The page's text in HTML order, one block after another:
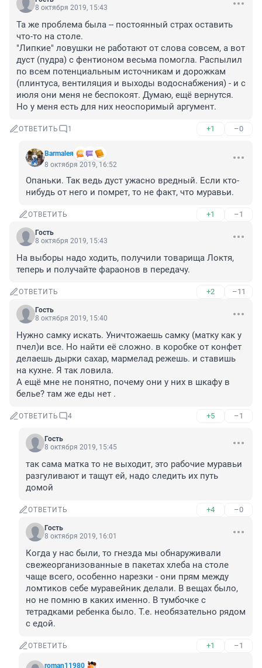
8 октября 2019, 15:43
Та же проблема была -- постоянный страх оставить
что-то на столе.
"Липкие" ловушки не работают от слова совсем, а вот
дуст (пудра) с фентионом весьма помогла. Распылил
по всем потенциальным источникам и дорожкам
(плинтуса, вентиляция и выходы водоснабжения) - и с
июля они меня не беспокоят. Думаю, ещё вернутся.
Но у меня есть для них неоспоримый аргумент.
ОТВЕТИТЬ 1 +1 –0
Barmaleя
8 октября 2019, 16:52
Опаньки. Так ведь дуст ужасно вредный. Если кто-
нибудь от него и помрет, то не факт, что муравьи.
ОТВЕТИТЬ +1 –1
Гость
8 октября 2019, 15:43
На выборы надо ходить, получили товарища Локтя,
теперь и получайте фараонов в передачу.
ОТВЕТИТЬ +2 –11
Гость
8 октября 2019, 15:40
Нужно самку искать. Уничтожаешь самку (матку как у
пчел)и все. Но найти её сложно. в коробке от конфет
делаешь дырки сахар, мармелад режешь. и ставишь
на кухне. Я так ловила.
А ещё мне не понятно, почему они у них в шкафу в
белье? там же еды нет .
ОТВЕТИТЬ 4 +5 –1
Гость
8 октября 2019, 15:45
так сама матка то не выходит, это рабочие муравьи
разгуливают и тащут ей, надо следить их путь
домой
ОТВЕТИТЬ +4 –0
Гость
8 октября 2019, 16:01
Когда у нас были, то гнезда мы обнаруживали
свежеорганизованные в пакетах хлеба на столе
чаще всего, особенно нарезки - они прям между
ломтиков себе муравейник делали. В вещах было,
но не помню в каких именно. В тумбочке с
тетрадками ребенка было. Т.е. необязательно рядом
с едой.
ОТВЕТИТЬ +1 –1
roman11980